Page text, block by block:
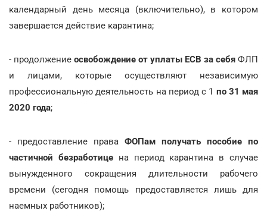
календарный день месяца (включительно), в котором
завершается действие карантина;
- продолжение освобождение от уплаты ЕСВ за себя ФЛП
и лицами, которые осуществляют независимую
профессиональную деятельность на период с 1 по 31 мая
2020 года;
- предоставление права ФОПам получать пособие по
частичной безработице на период карантина в случае
вынужденного сокращения длительности рабочего
времени (сегодня помощь предоставляется лишь для
наемных работников);